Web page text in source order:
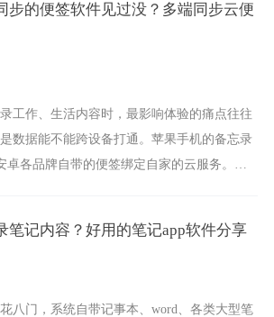
步的便签软件见过没？多端同步云便
工作、生活内容时，最影响体验的痛点往往
数据能不能跨设备打通。苹果手机的备忘录
卓各品牌自带的便签绑定自家的云服务。而
笔记内容？好用的笔记app软件分享
八门，系统自带记事本、word、各类大型笔